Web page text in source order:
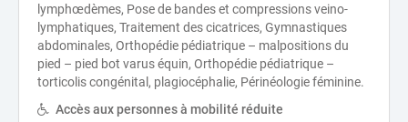
lymphœdèmes, Pose de bandes et compressions veino-
lymphatiques, Traitement des cicatrices, Gymnastiques
abdominales, Orthopédie pédiatrique – malpositions du
pied – pied bot varus équin, Orthopédie pédiatrique –
torticolis congénital, plagiocéphalie, Périnéologie féminine.
Accès aux personnes à mobilité réduite